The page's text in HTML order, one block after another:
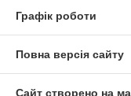
Графік роботи
Повна версія сайту
Сайт створено на